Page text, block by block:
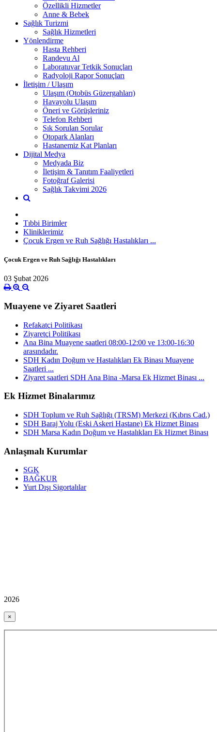
Özellikli Hizmetler
Anne & Bebek
Sağlık Turizmi
Sağlık Hizmetleri
Yönlendirme
Hasta Rehberi
Randevu Al
Laboratuvar Tetkik Sonuçları
Radyoloji Rapor Sonuçları
İletişim / Ulaşım
Ulaşım (Otobüs Güzergahları)
Havayolu Ulaşım
Öneri ve Görüşleriniz
Telefon Rehberi
Sık Sorulan Sorular
Otopark Alanları
Hastanemiz Kat Planları
Dijital Medya
Medyada Biz
İletişim & Tanıtım Faaliyetleri
Fotoğraf Galerisi
Sağlık Takvimi 2026
Tıbbi Birimler
Kliniklerimiz
Çocuk Ergen ve Ruh Sağlığı Hastalıkları ...
Çocuk Ergen ve Ruh Sağlığı Hastalıkları
03 Şubat 2026
Muayene ve Ziyaret Saatleri
Refakatçi Politikası
Ziyaretçi Politikası
Ana Bina Muayene saatleri 08:00-12:00 ve 13:00-16:30
arasındadır.
SDH Kadın Doğum ve Hastalıkları Ek Binası Muayene
Saatleri ...
Ziyaret saatleri SDH Ana Bina -Marsa Ek Hizmet Binası ...
Ek Hizmet Binalarımız
SDH Toplum ve Ruh Sağlığı (TRSM) Merkezi (Kıbrıs Cad.)
SDH Baraj Yolu (Eski Askeri Hastane) Ek Hizmet Binası
SDH Marsa Kadın Doğum ve Hastalıkları Ek Hizmet Binası
Anlaşmalı Kurumlar
SGK
BAĞKUR
Yurt Dışı Sigortalılar
2026
×